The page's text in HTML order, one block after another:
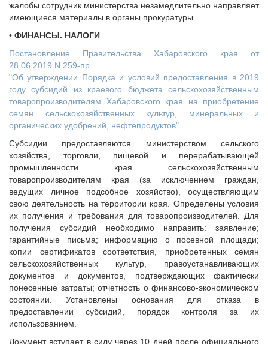
жалобы сотрудник министерства незамедлительно направляет
имеющиеся материалы в органы прокуратуры.
• ФИНАНСЫ. НАЛОГИ
Постановление Правительства Хабаровского края от
28.06.2019 N 259-пр
"Об утверждении Порядка и условий предоставления в 2019
году субсидий из краевого бюджета сельскохозяйственным
товаропроизводителям Хабаровского края на приобретение
семян сельскохозяйственных культур, минеральных и
органических удобрений, нефтепродуктов"
Субсидии предоставляются министерством сельского
хозяйства, торговли, пищевой и перерабатывающей
промышленности края сельскохозяйственным
товаропроизводителям края (за исключением граждан,
ведущих личное подсобное хозяйство), осуществляющим
свою деятельность на территории края. Определены условия
их получения и требования для товаропроизводителей. Для
получения субсидий необходимо направить: заявление;
гарантийные письма; информацию о посевной площади;
копии сертификатов соответствия, приобретенных семян
сельскохозяйственных культур, правоустанавливающих
документов и документов, подтверждающих фактически
понесенные затраты; отчетность о финансово-экономическом
состоянии. Установлены основания для отказа в
предоставлении субсидий, порядок контроля за их
использованием.
Документ вступает в силу через 10 дней после официального